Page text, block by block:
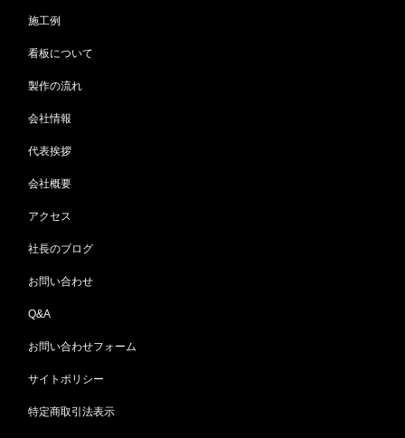
施工例
看板について
製作の流れ
会社情報
代表挨拶
会社概要
アクセス
社長のブログ
お問い合わせ
Q&A
お問い合わせフォーム
サイトポリシー
特定商取引法表示